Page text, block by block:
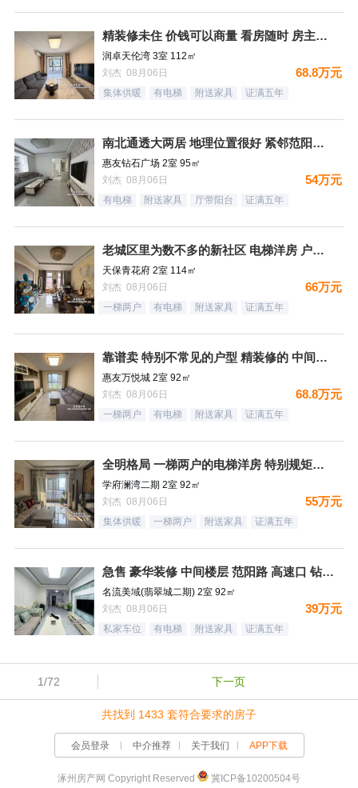
精装修未住 价钱可以商量 看房随时 房主诚意出售
润卓天伦湾 3室 112㎡
刘杰 08月06日
68.8万元
集体供暖 有电梯 附送家具 证满五年
南北通透大两居 地理位置很好 紧邻范阳路 出门钻石广场 生
惠友钻石广场 2室 95㎡
刘杰 08月06日
54万元
有电梯 附送家具 厅带阳台 证满五年
老城区里为数不多的新社区 电梯洋房 户型方正
天保青花府 2室 114㎡
刘杰 08月06日
66万元
一梯两户 有电梯 附送家具 证满五年
靠谱卖 特别不常见的户型 精装修的 中间楼层 卫生间带窗户
惠友万悦城 2室 92㎡
刘杰 08月06日
68.8万元
一梯两户 有电梯 附送家具 证满五年
全明格局 一梯两户的电梯洋房 特别规矩的一个小区 集中供暖
学府澜湾二期 2室 92㎡
刘杰 08月06日
55万元
集体供暖 一梯两户 附送家具 证满五年
急售 豪华装修 中间楼层 范阳路 高速口 钻石广场
名流美域(翡翠城二期) 2室 92㎡
刘杰 08月06日
39万元
私家车位 有电梯 附送家具 证满五年
1/72 下一页
共找到 1433 套符合要求的房子
会员登录 中介推荐 关于我们 APP下载
涿州房产网 Copyright Reserved 冀ICP备10200504号